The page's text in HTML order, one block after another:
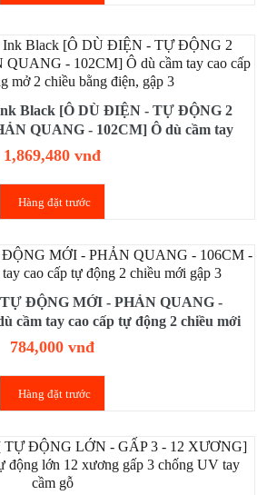
Black [Ô DÙ ĐIỆN - TỰ ĐỘNG 2
QUANG - 102CM] Ô dù cầm tay
mở 2 chiều bằng điện, gập 3
1,869,480 vnđ
Hàng đặt trước
ĐỘNG MỚI - PHẢN QUANG -
cầm tay cao cấp tự động 2 chiều mới
gập 3
784,000 vnđ
Hàng đặt trước